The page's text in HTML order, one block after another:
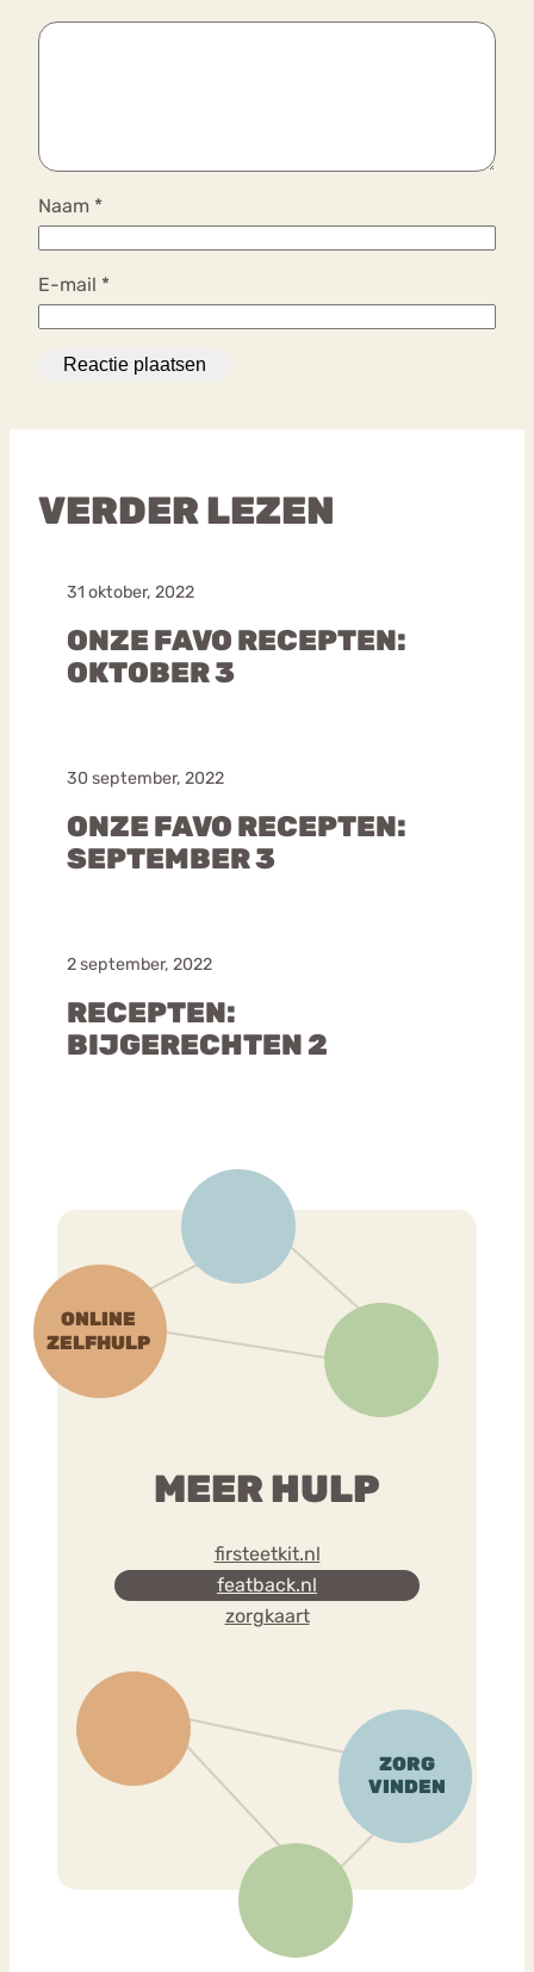
Naam *
E-mail *
VERDER LEZEN
31 oktober, 2022
ONZE FAVO RECEPTEN:
OKTOBER 3
30 september, 2022
ONZE FAVO RECEPTEN:
SEPTEMBER 3
2 september, 2022
RECEPTEN:
BIJGERECHTEN 2
MEER HULP
firsteetkit.nl
featback.nl
zorgkaart